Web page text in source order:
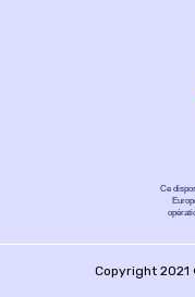
Ce
Copyright 2021